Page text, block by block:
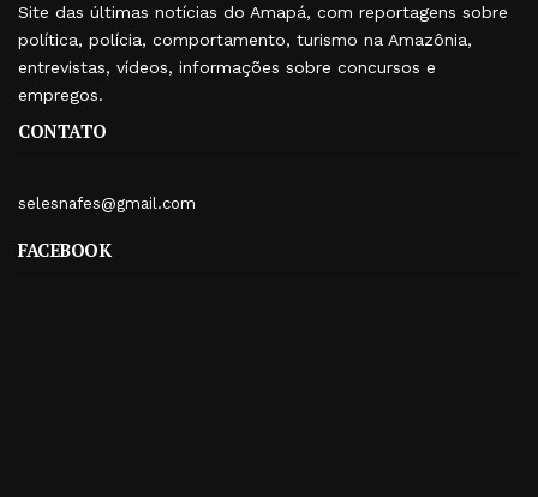
Site das últimas notícias do Amapá, com reportagens sobre
política, polícia, comportamento, turismo na Amazônia,
entrevistas, vídeos, informações sobre concursos e
empregos.
CONTATO
selesnafes@gmail.com
FACEBOOK